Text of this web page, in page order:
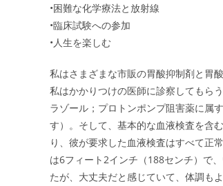
•困難な化学療法と放射線
•臨床試験への参加
•人生を楽しむ
私はさまざまな市販の胃酸抑制剤と胃
私はかかりつけの医師に診察してもら
ラゾール；プロトンポンプ阻害薬に属
す）。そして、基本的な血液検査を含
り、彼が要求した血液検査はすべて正
は6フィート2インチ（188センチ）で
たが、大丈夫だと感じていて、体調も